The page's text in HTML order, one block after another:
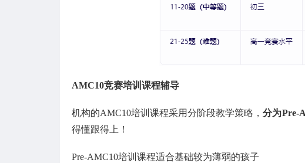
AMC10竞赛培训课程辅导
机构的AMC10培训课程采用分阶段教学策略，分为Pre-
得懂跟得上！
Pre-AMC10培训课程适合基础较为薄弱的孩子